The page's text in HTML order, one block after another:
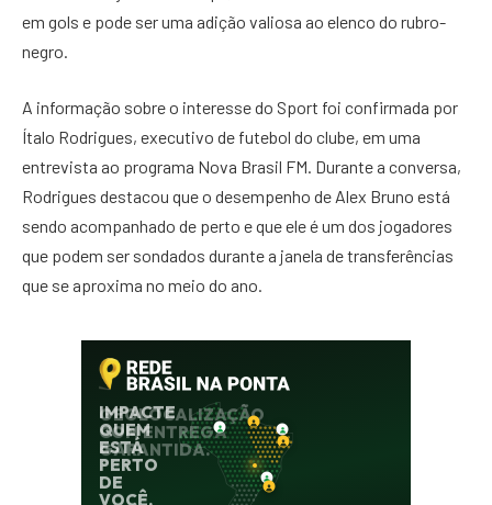
em gols e pode ser uma adição valiosa ao elenco do rubro-
negro.
A informação sobre o interesse do Sport foi confirmada por
Ítalo Rodrigues, executivo de futebol do clube, em uma
entrevista ao programa Nova Brasil FM. Durante a conversa,
Rodrigues destacou que o desempenho de Alex Bruno está
sendo acompanhado de perto e que ele é um dos jogadores
que podem ser sondados durante a janela de transferências
que se aproxima no meio do ano.